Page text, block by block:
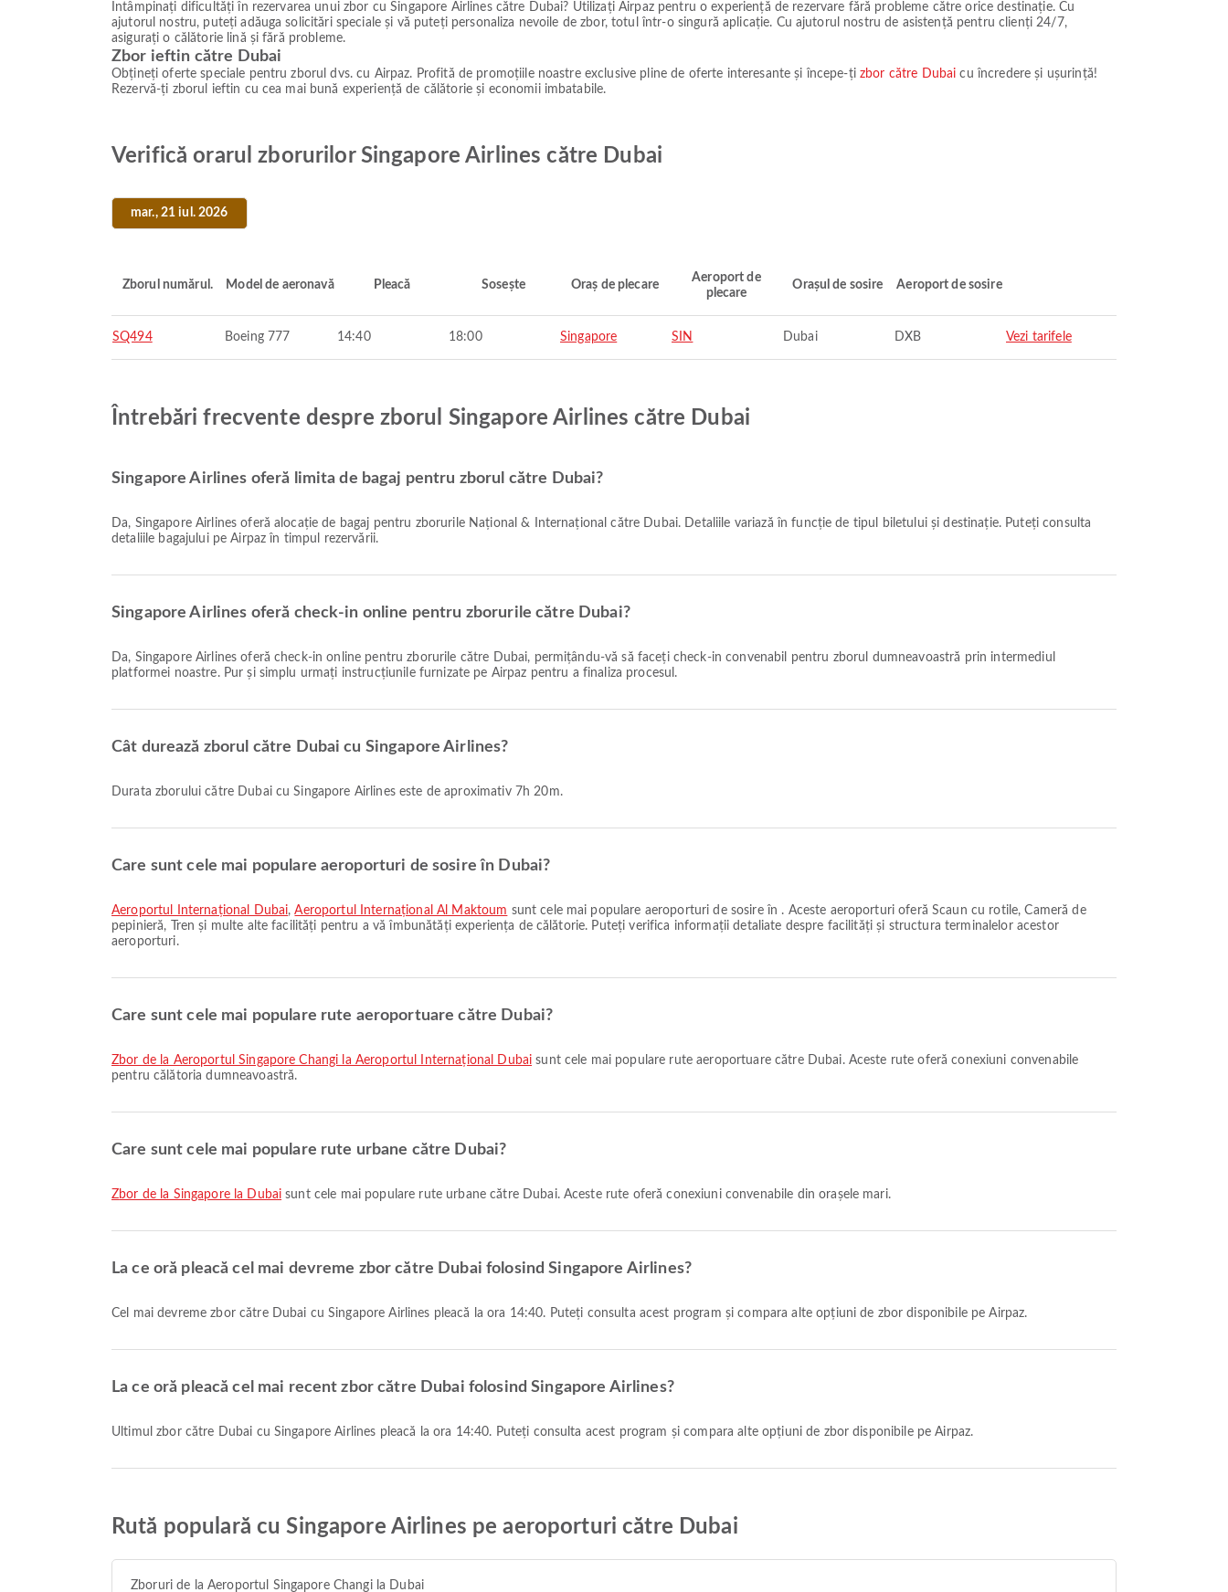
Întâmpinați dificultăți în rezervarea unui zbor cu Singapore Airlines către Dubai? Utilizați Airpaz pentru o experiență de rezervare fără probleme către orice destinație. Cu
ajutorul nostru, puteți adăuga solicitări speciale și vă puteți personaliza nevoile de zbor, totul într-o singură aplicație. Cu ajutorul nostru de asistență pentru clienți 24/7,
asigurați o călătorie lină și fără probleme.
Zbor ieftin către Dubai
Obțineți oferte speciale pentru zborul dvs. cu Airpaz. Profită de promoțiile noastre exclusive pline de oferte interesante și începe-țizbor către Dubai cu încredere și ușurință!
Rezervă-ți zborul ieftin cu cea mai bună experiență de călătorie și economii imbatabile.
Verifică orarul zborurilor Singapore Airlines către Dubai
mar., 21 iul. 2026
Zborul numărul. Model de aeronavă Pleacă Sosește Oraș de plecare
Aeroport de
plecare
Orașul de sosire Aeroport de sosire
SQ494 Boeing 777 14:40 18:00 Singapore SIN Dubai DXB Vezi tarifele
Întrebări frecvente despre zborul Singapore Airlines către Dubai
Singapore Airlines oferă limita de bagaj pentru zborul către Dubai?
Da, Singapore Airlines oferă alocație de bagaj pentru zborurile Național & Internațional către Dubai. Detaliile variază în funcție de tipul biletului și destinație. Puteți consulta
detaliile bagajului pe Airpaz în timpul rezervării.
Singapore Airlines oferă check-in online pentru zborurile către Dubai?
Da, Singapore Airlines oferă check-in online pentru zborurile către Dubai, permițându-vă să faceți check-in convenabil pentru zborul dumneavoastră prin intermediul
platformei noastre. Pur și simplu urmați instrucțiunile furnizate pe Airpaz pentru a finaliza procesul.
Cât durează zborul către Dubai cu Singapore Airlines?
Durata zborului către Dubai cu Singapore Airlines este de aproximativ 7h 20m.
Care sunt cele mai populare aeroporturi de sosire în Dubai?
Aeroportul Internațional Dubai,Aeroportul Internațional Al Maktoum sunt cele mai populare aeroporturi de sosire în . Aceste aeroporturi oferă Scaun cu rotile, Cameră de
pepinieră, Tren și multe alte facilități pentru a vă îmbunătăți experiența de călătorie. Puteți verifica informații detaliate despre facilități și structura terminalelor acestor
aeroporturi.
Care sunt cele mai populare rute aeroportuare către Dubai?
zbor de la Aeroportul Singapore Changi la Aeroportul Internațional Dubai sunt cele mai populare rute aeroportuare către Dubai. Aceste rute oferă conexiuni convenabile
pentru călătoria dumneavoastră.
Care sunt cele mai populare rute urbane către Dubai?
zbor de la Singapore la Dubai sunt cele mai populare rute urbane către Dubai. Aceste rute oferă conexiuni convenabile din orașele mari.
La ce oră pleacă cel mai devreme zbor către Dubai folosind Singapore Airlines?
Cel mai devreme zbor către Dubai cu Singapore Airlines pleacă la ora 14:40. Puteți consulta acest program și compara alte opțiuni de zbor disponibile pe Airpaz.
La ce oră pleacă cel mai recent zbor către Dubai folosind Singapore Airlines?
Ultimul zbor către Dubai cu Singapore Airlines pleacă la ora 14:40. Puteți consulta acest program și compara alte opțiuni de zbor disponibile pe Airpaz.
Rută populară cu Singapore Airlines pe aeroporturi către Dubai
Zboruri de la Aeroportul Singapore Changi la Dubai